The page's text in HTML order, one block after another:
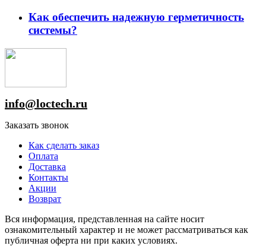
Как обеспечить надежную герметичность
системы?
info@loctech.ru
Заказать звонок
Как сделать заказ
Оплата
Доставка
Контакты
Акции
Возврат
Вся информация, представленная на сайте носит
ознакомительный характер и не может рассматриваться как
публичная оферта ни при каких условиях.